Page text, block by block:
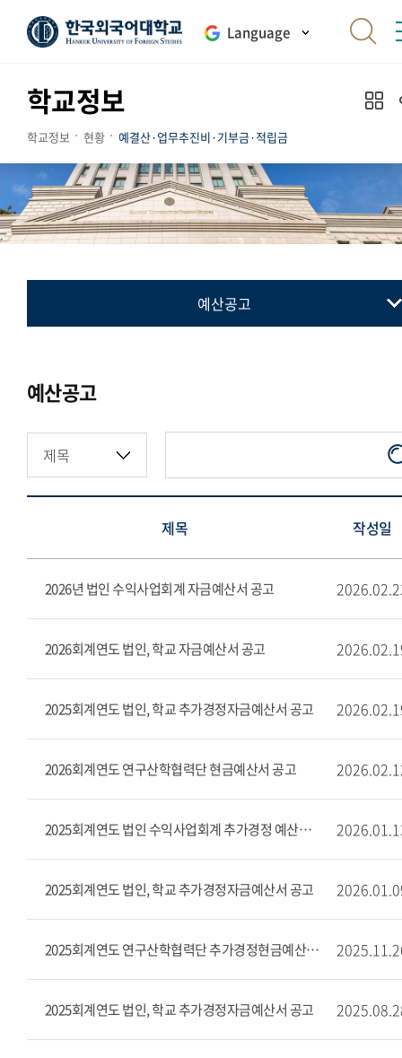
Language
학교정보
학교정보 현황 예결산·업무추진비·기부금·적립금
예산공고
예산공고
제목 작성일
2026년 법인 수익사업회계 자금예산서 공고
2026회계연도 법인, 학교 자금예산서 공고
2025회계연도 법인, 학교 추가경정자금예산서 공고
2026회계연도 연구산학협력단 현금예산서 공고
2025회계연도 법인 수익사업회계 추가경정 예산서 공고
2025회계연도 법인, 학교 추가경정자금예산서 공고
2025회계연도 연구산학협력단 추가경정현금예산서 공고
2025회계연도 법인, 학교 추가경정자금예산서 공고